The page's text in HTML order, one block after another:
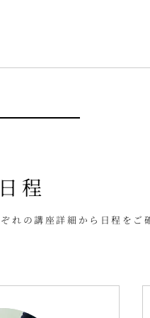
程
れの講座詳細から日程をご